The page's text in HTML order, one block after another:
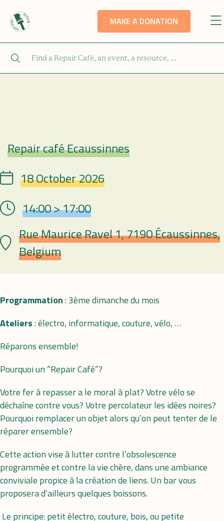
MAKE A DONATION
Repair Café
Repair café Ecaussinnes
Date 18 October 2026
Hour 14:00 > 17:00
Lieu Rue Maurice Ravel 1, 7190 Écaussinnes,
Belgium
Programmation: 3ème dimanche du mois
Ateliers: électro, informatique, couture, vélo, …
Réparons ensemble!
Pourquoi un “Repair Café”?
Votre fer à repasser a le moral à plat? Votre vélo se
déchaîne contre vous? Votre percolateur les idées noires?
Pourquoi remplacer un objet alors qu’on peut tenter de le
réparer ensemble?
Cette action vise à lutter contre l’obsolescence
programmée et contre la vie chère, dans une ambiance
conviviale propice à la création de liens. Un bar vous
proposera d’ailleurs quelques boissons.
Le principe: petit électro, couture, bois, ou petite